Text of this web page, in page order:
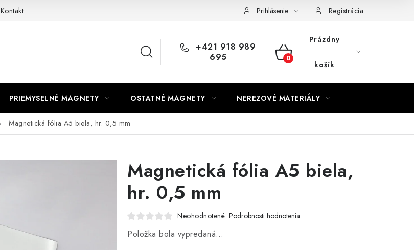
Kontakt Prihlásenie Registrácia
+421 918 989
695
NÁKUPNÝ
Prázdny
košík
PRIEMYSELNÉ MAGNETY OSTATNÉ MAGNETY NEREZOVÉ MATERIÁLY
Magnetická fólia A5 biela, hr. 0,5 mm
Magnetická fólia A5 biela,
hr. 0,5 mm
Neohodnotené Podrobnosti hodnotenia
Položka bola vypredaná…